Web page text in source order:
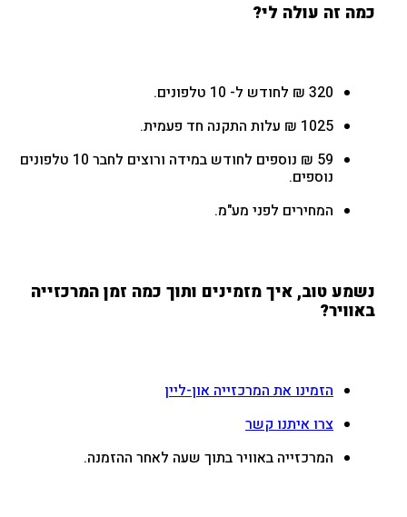
כמה זה עולה לי?
320 ₪ לחודש ל- 10 טלפונים.
1025 ₪ עלות התקנה חד פעמית.
59 ₪ נוספים לחודש במידה ורוצים לחבר 10 טלפונים
נוספים.
המחירים לפני מע"מ.
נשמע טוב, איך מזמינים ותוך כמה זמן המרכזייה
באוויר?
הזמינו את המרכזייה און-ליין
צרו איתנו קשר
המרכזייה באוויר בתוך שעה לאחר ההזמנה.